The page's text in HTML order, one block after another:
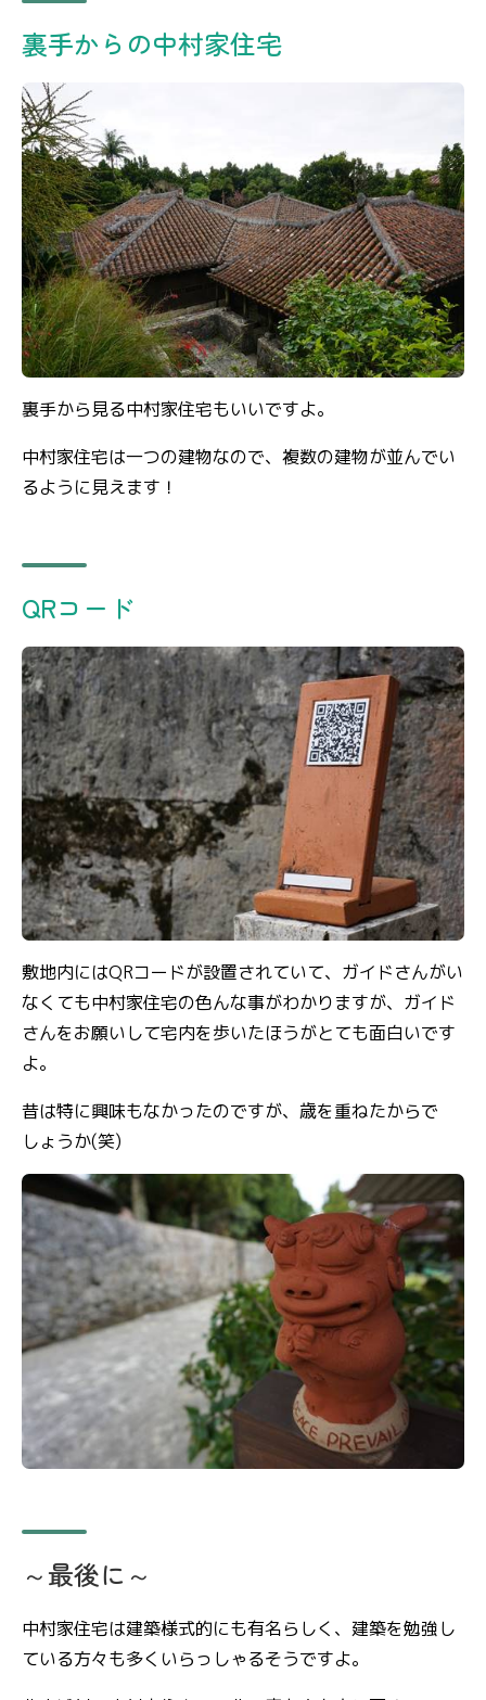
裏手からの中村家住宅
裏手から見る中村家住宅もいいですよ。
中村家住宅は一つの建物なので、複数の建物が並んでい
るように見えます！
QRコード
敷地内にはQRコードが設置されていて、ガイドさんがい
なくても中村家住宅の色んな事がわかりますが、ガイド
さんをお願いして宅内を歩いたほうがとても面白いです
よ。
昔は特に興味もなかったのですが、歳を重ねたからで
しょうか(笑)
～最後に～
中村家住宅は建築様式的にも有名らしく、建築を勉強し
ている方々も多くいらっしゃるそうですよ。